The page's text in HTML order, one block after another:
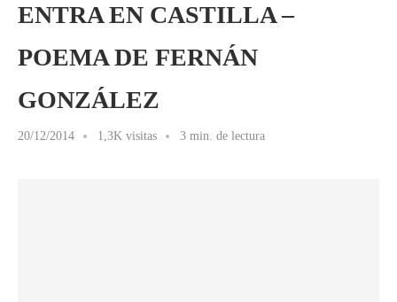
ENTRA EN CASTILLA –
POEMA DE FERNÁN
GONZÁLEZ
20/12/2014 1,3K visitas 3 min. de lectura